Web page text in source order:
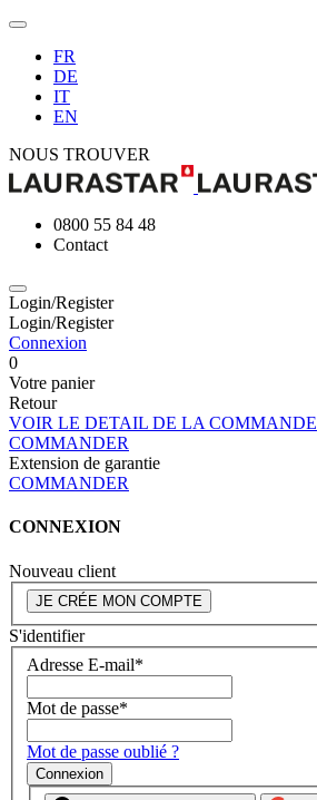
FR
DE
IT
EN
NOUS TROUVER
0800 55 84 48
Contact
Login/Register
Login/Register
Connexion
0
Votre panier
Retour
VOIR LE DETAIL DE LA COMMANDE
COMMANDER
Extension de garantie
COMMANDER
CONNEXION
Nouveau client
JE CRÉE MON COMPTE
S'identifier
Adresse E-mail*
Mot de passe*
Mot de passe oublié ?
Connexion